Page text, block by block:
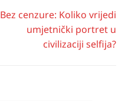
Bez cenzure: Koliko vrijedi
umjetnički portret u
civilizaciji selfija?